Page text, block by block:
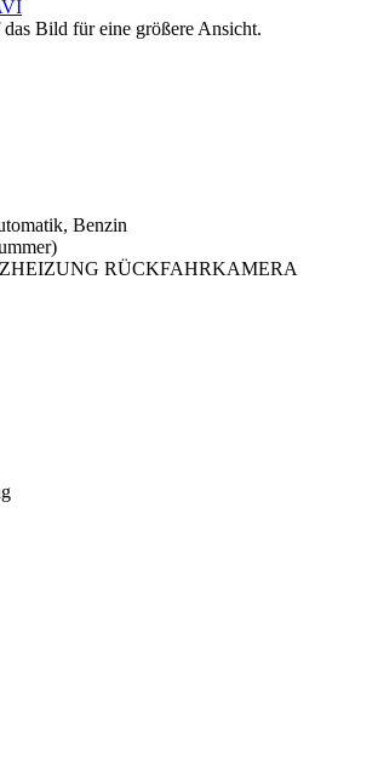
Bild für eine größere Ansicht.
Benzin
RÜCKFAHRKAMERA